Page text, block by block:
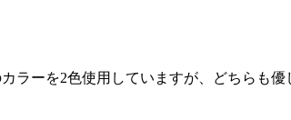
ーを2色使用していますが、どちらも